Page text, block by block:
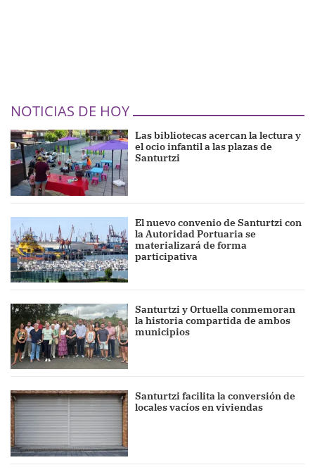
NOTICIAS DE HOY
Las bibliotecas acercan la lectura y
el ocio infantil a las plazas de
Santurtzi
El nuevo convenio de Santurtzi con
la Autoridad Portuaria se
materializará de forma
participativa
Santurtzi y Ortuella conmemoran
la historia compartida de ambos
municipios
Santurtzi facilita la conversión de
locales vacíos en viviendas